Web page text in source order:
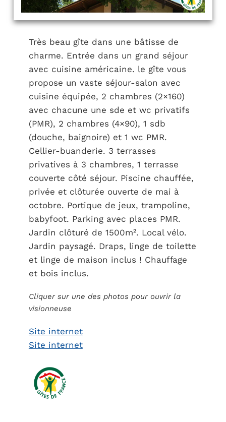
Très beau gîte dans une bâtisse de
charme. Entrée dans un grand séjour
avec cuisine américaine. le gîte vous
propose un vaste séjour-salon avec
cuisine équipée, 2 chambres (2×160)
avec chacune une sde et wc privatifs
(PMR), 2 chambres (4×90), 1 sdb
(douche, baignoire) et 1 wc PMR.
Cellier-buanderie. 3 terrasses
privatives à 3 chambres, 1 terrasse
couverte côté séjour. Piscine chauffée,
privée et clôturée ouverte de mai à
octobre. Portique de jeux, trampoline,
babyfoot. Parking avec places PMR.
Jardin clôturé de 1500m². Local vélo.
Jardin paysagé. Draps, linge de toilette
et linge de maison inclus ! Chauffage
et bois inclus.
Cliquer sur une des photos pour ouvrir la
visionneuse
Site internet
Site internet